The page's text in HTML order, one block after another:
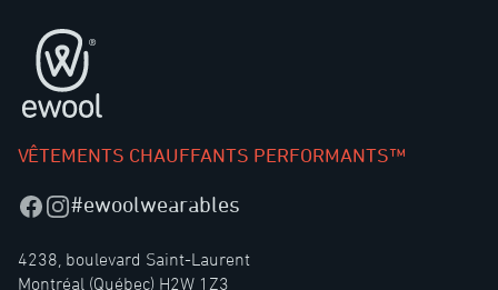
Pied de page
VÊTEMENTS CHAUFFANTS PERFORMANTS™
Facebook
Instagram
#ewoolwearables
4238, boulevard Saint-Laurent
Montréal (Québec) H2W 1Z3